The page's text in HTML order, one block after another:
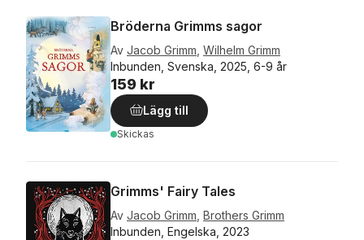
Bröderna Grimms sagor
Av Jacob Grimm Wilhelm Grimm
Inbunden, Svenska, 2025, 6-9 år
159 kr
Lägg till
Skickas
Grimms' Fairy Tales
Av Jacob Grimm Brothers Grimm
Inbunden, Engelska, 2023